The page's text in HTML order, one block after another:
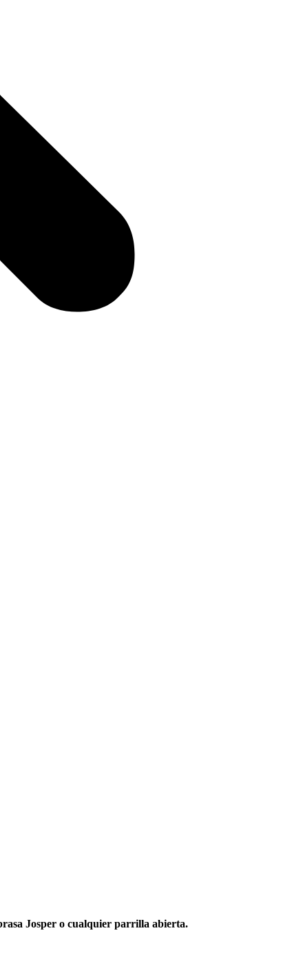
Josper o cualquier parrilla abierta.